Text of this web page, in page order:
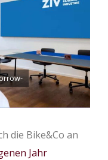
die Bike&Co an
Jahr